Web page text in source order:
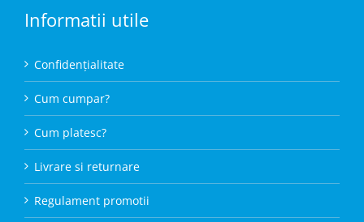
Informatii utile
Confidențialitate
Cum cumpar?
Cum platesc?
Livrare si returnare
Regulament promotii